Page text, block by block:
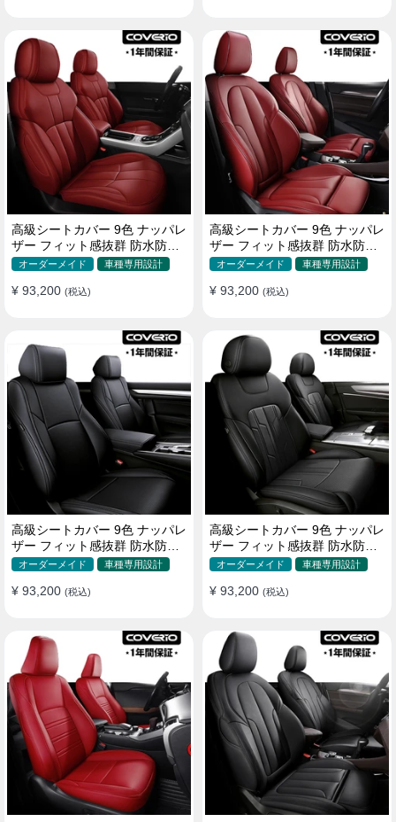
高級シートカバー 9色 ナッパレ
ザー フィット感抜群 防水防汚
オーダーメイド 全席セット
オーダーメイド 車種専用設計
¥ 93,200 (税込)
高級シートカバー 9色 ナッパレ
ザー フィット感抜群 防水防汚
オーダーメイド 全席セット
オーダーメイド 車種専用設計
¥ 93,200 (税込)
高級シートカバー 9色 ナッパレ
ザー フィット感抜群 防水防汚
オーダーメイド 全席セット
オーダーメイド 車種専用設計
¥ 93,200 (税込)
高級シートカバー 9色 ナッパレ
ザー フィット感抜群 防水防汚
オーダーメイド 全席セット
オーダーメイド 車種専用設計
¥ 93,200 (税込)